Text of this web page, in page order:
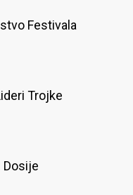
Festivala
Trojke
Dosije